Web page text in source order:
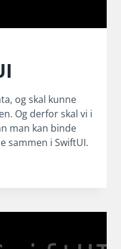
og skal kunne
Og derfor skal vi i
man kan binde
sammen i SwiftUI.